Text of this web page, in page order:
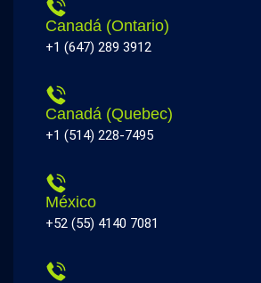
Canadá (Ontario)
+1 (647) 289 3912
Canadá (Quebec)
+1 (514) 228-7495
México
+52 (55) 4140 7081